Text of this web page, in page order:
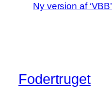
Ny version af ‘VBB’
Fodertruget